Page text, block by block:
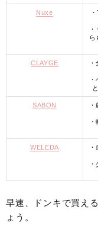
Nuxe
ら
CLAYGE
SABON
WELEDA
早速、ドンキで買え
ょう。